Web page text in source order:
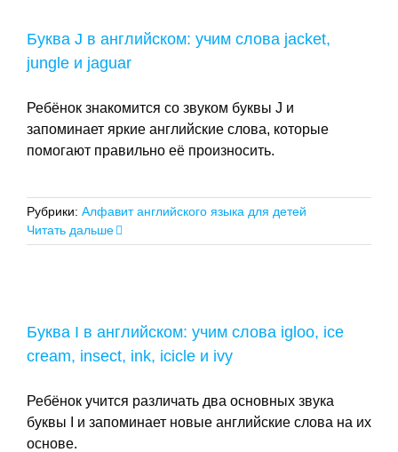
Буква J в английском: учим слова jacket,
jungle и jaguar
Ребёнок знакомится со звуком буквы J и
запоминает яркие английские слова, которые
помогают правильно её произносить.
Рубрики: Алфавит английского языка для детей
Читать дальше
Буква I в английском: учим слова igloo, ice
cream, insect, ink, icicle и ivy
Ребёнок учится различать два основных звука
буквы I и запоминает новые английские слова на их
основе.